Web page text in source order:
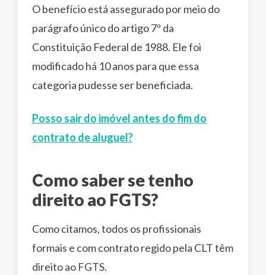
O benefício está assegurado por meio do
parágrafo único do artigo 7º da
Constituição Federal de 1988. Ele foi
modificado há 10 anos para que essa
categoria pudesse ser beneficiada.
Posso sair do imóvel antes do fim do
contrato de aluguel?
Como saber se tenho
direito ao FGTS?
Como citamos, todos os profissionais
formais e com contrato regido pela CLT têm
direito ao FGTS.